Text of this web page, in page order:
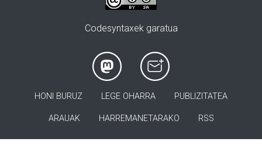
Codesyntaxek garatua
HONI BURUZ LEGE OHARRA PUBLIZITATEA
ARAUAK HARREMANETARAKO RSS